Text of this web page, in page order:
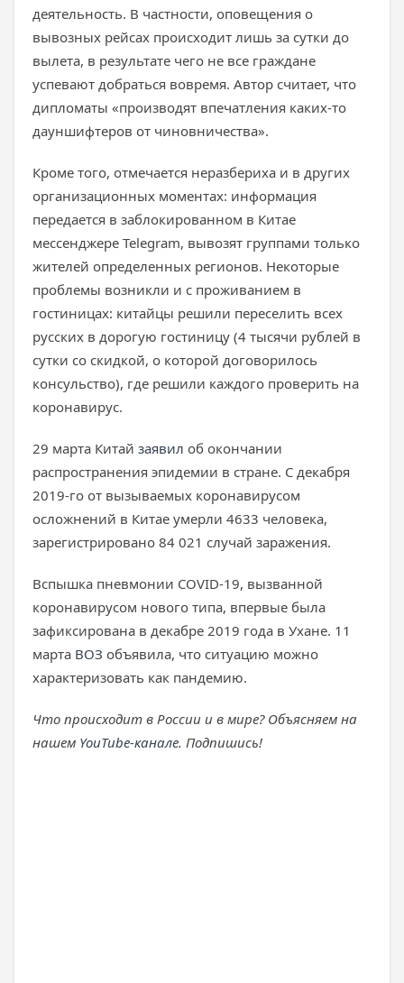
деятельность. В частности, оповещения о
вывозных рейсах происходит лишь за сутки до
вылета, в результате чего не все граждане
успевают добраться вовремя. Автор считает, что
дипломаты «производят впечатления каких-то
дауншифтеров от чиновничества».
Кроме того, отмечается неразбериха и в других
организационных моментах: информация
передается в заблокированном в Китае
мессенджере Telegram, вывозят группами только
жителей определенных регионов. Некоторые
проблемы возникли и с проживанием в
гостиницах: китайцы решили переселить всех
русских в дорогую гостиницу (4 тысячи рублей в
сутки со скидкой, о которой договорилось
консульство), где решили каждого проверить на
коронавирус.
29 марта Китай заявил об окончании
распространения эпидемии в стране. С декабря
2019-го от вызываемых коронавирусом
осложнений в Китае умерли 4633 человека,
зарегистрировано 84 021 случай заражения.
Вспышка пневмонии COVID-19, вызванной
коронавирусом нового типа, впервые была
зафиксирована в декабре 2019 года в Ухане. 11
марта ВОЗ объявила, что ситуацию можно
характеризовать как пандемию.
Что происходит в России и в мире? Объясняем на
нашем YouTube-канале. Подпишись!